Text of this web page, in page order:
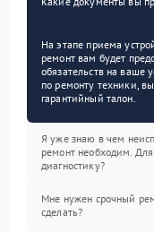
На этапе приема
ремонт вам будет
обязательств на ваше
по ремонту техники,
гарантийный талон.
Я уже знаю в чем
ремонт необходим. Для
диагностику?
Мне нужен срочный
сделать?